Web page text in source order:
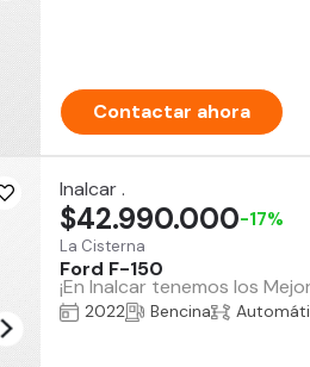
Contactar ahora
Inalcar .
La Cisterna
Ford F-150
¡En Inalcar tenemos los
$42.990.000-17%
2022 Bencina